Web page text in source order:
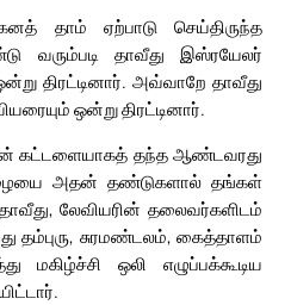
தாம் ஏற்பாடு செய்திருந்த
வரும்படி தாவீது இஸ்ரயேலர்
திரட்டினார். அவ்வாறே தாவீது
ஒன்று திரட்டினார்.
கட்டளையாகத் தந்த ஆண்டவரது
அதன் தண்டுகளால் தங்கள்
லேவியரின் தலைவர்களிடம்
தம்புரு, சுரமண்டலம், கைத்தாளம்
ஒலி எழுப்பக்கூடிய